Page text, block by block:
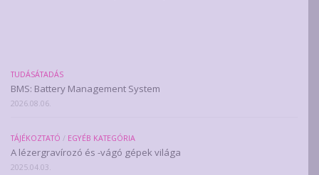
TUDÁSÁTADÁS
BMS: Battery Management System
2026.08.06.
TÁJÉKOZTATÓ / EGYÉB KATEGÓRIA
A lézergravírozó és -vágó gépek világa
2025.04.03.